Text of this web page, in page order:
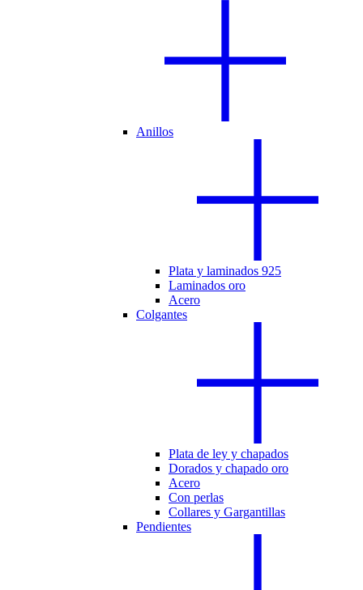
Anillos
Plata y laminados 925
Laminados oro
Acero
Colgantes
Plata de ley y chapados
Dorados y chapado oro
Acero
Con perlas
Collares y Gargantillas
Pendientes